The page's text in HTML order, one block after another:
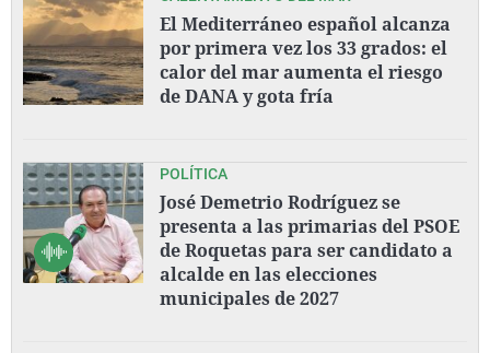
El Mediterráneo español alcanza
por primera vez los 33 grados: el
calor del mar aumenta el riesgo
de DANA y gota fría
POLÍTICA
José Demetrio Rodríguez se
presenta a las primarias del PSOE
de Roquetas para ser candidato a
alcalde en las elecciones
municipales de 2027